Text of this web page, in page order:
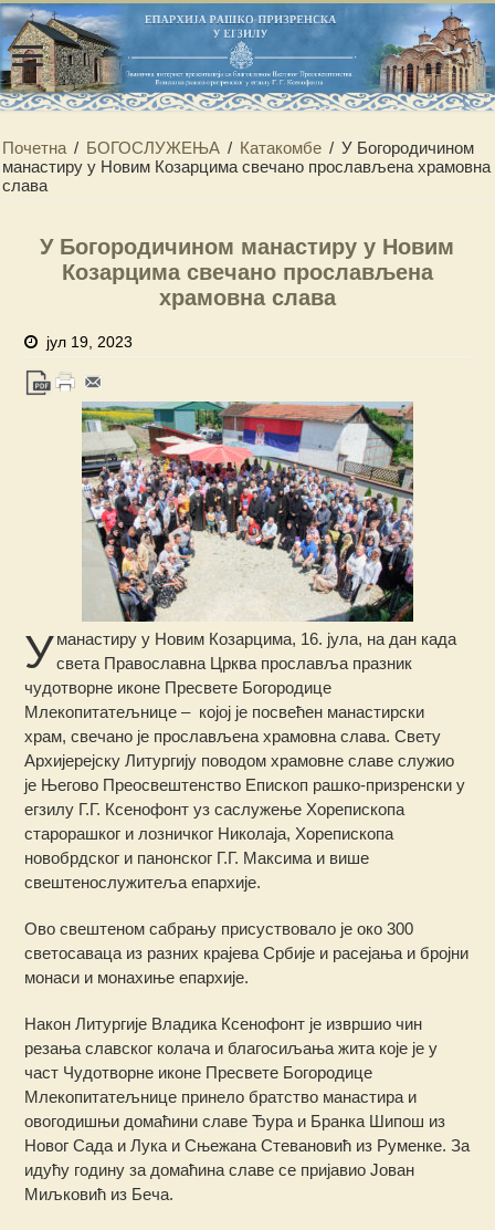
Почетна / БОГОСЛУЖЕЊА / Катакомбе / У Богородичином
манастиру у Новим Козарцима свечано прослављена храмовна
слава
У Богородичином манастиру у Новим
Козарцима свечано прослављена
храмовна слава
јул 19, 2023
Уманастиру у Новим Козарцима, 16. јула, на дан када
света Православна Црква прославља празник
чудотворне иконе Пресвете Богородице
Млекопитатељнице – којој је посвећен манастирски
храм, свечано је прослављена храмовна слава.Свету
Архијерејску Литургију поводом храмовне славе служио
је Његово Преосвештенство Епископ рашко-призренски у
егзилу Г.Г. Ксенофонт уз саслужење Хорепископа
старорашког и лозничког Николаја, Хорепископа
новобрдског и панонског Г.Г. Максима и више
свештенослужитеља епархије.
Ово свештеном сабрању присуствовало је око 300
светосаваца из разних крајева Србије и расејања и бројни
монаси и монахиње епархије.
Након Литургије Владика Ксенофонт је извршио чин
резања славског колача и благосиљања жита које је у
част Чудотворне иконе Пресвете Богородице
Млекопитатељнице принело братство манастира и
овогодишњи домаћини славе Ђура и Бранка Шипош из
Новог Сада и Лука и Сњежана Стевановић из Руменке. За
идућу годину за домаћина славе се пријавио Јован
Миљковић из Беча.